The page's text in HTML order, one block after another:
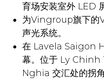
育场安装室外 LED
为Vingroup旗下的
声光系统。
在 Lavela Saigon
幕。位于 Ly
Nghia 交汇处的拐角